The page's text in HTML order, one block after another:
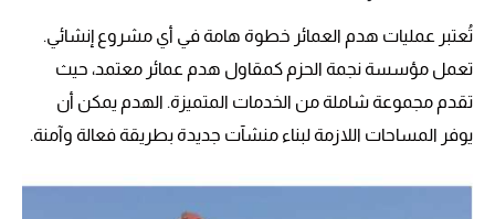
تُعتبر عمليات هدم العمائر خطوة هامة في أي مشروع إنشائي.
تعمل مؤسسة نجمة الحزم كمقاول هدم عمائر معتمد، حيث
تقدم مجموعة شاملة من الخدمات المتميزة. الهدم يمكن أن
يوفر المساحات اللازمة لبناء منشآت جديدة بطريقة فعالة وآمنة.